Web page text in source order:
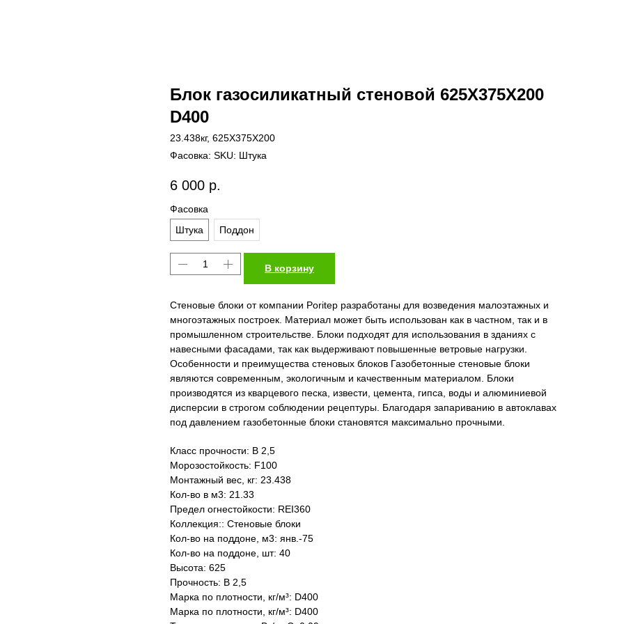
Блок газосиликатный стеновой 625X375Х200
D400
23.438кг, 625X375Х200
SKU: Штука
6 000 р.
Фасовка
Штука
Поддон
В корзину
Стеновые блоки от компании Poritep разработаны для возведения малоэтажных и
многоэтажных построек. Материал может быть использован как в частном, так и в
промышленном строительстве. Блоки подходят для использования в зданиях с
навесными фасадами, так как выдерживают повышенные ветровые нагрузки.
Особенности и преимущества стеновых блоков Газобетонные стеновые блоки
являются современным, экологичным и качественным материалом. Блоки
производятся из кварцевого песка, извести, цемента, гипса, воды и алюминиевой
дисперсии в строгом соблюдении рецептуры. Благодаря запариванию в автоклавах
под давлением газобетонные блоки становятся максимально прочными.
Класс прочности: B 2,5
Морозостойкость: F100
Монтажный вес, кг: 23.438
Кол-во в м3: 21.33
Предел огнестойкости: REI360
Коллекция:: Стеновые блоки
Кол-во на поддоне, м3: янв.-75
Кол-во на поддоне, шт: 40
Высота: 625
Прочность: B 2,5
Марка по плотности, кг/м³: D400
Марка по плотности, кг/м³: D400